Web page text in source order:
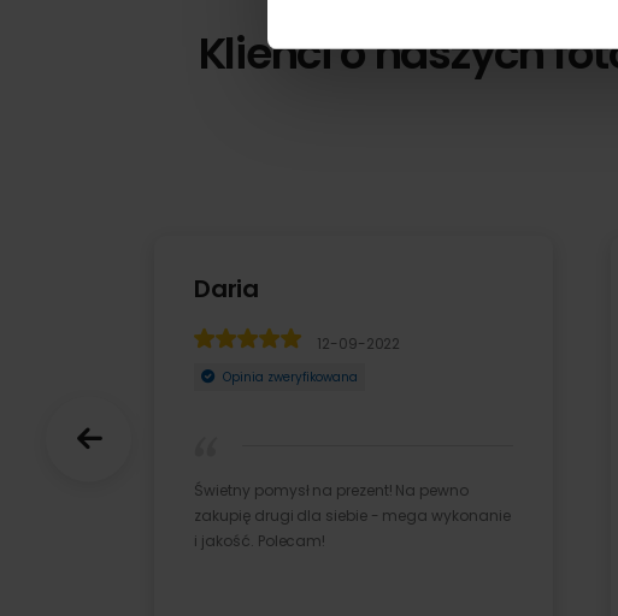
Klienci o naszych
12-09-2022
Opinia zweryfikowana
Świetny pomysł na prezent! Na pewno
zakupię drugi dla siebie - mega wykonanie
i jakość. Polecam!